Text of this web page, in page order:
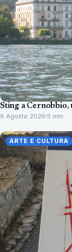
Sting a Cernobbio,
9 Agosto 2026 5 min
ARTE E CULTURA